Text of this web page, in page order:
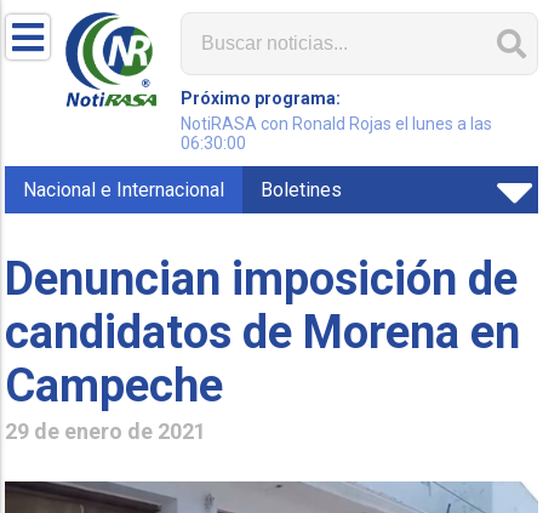
Próximo programa:
NotiRASA con Ronald Rojas el lunes a las
06:30:00
Nacional e Internacional Boletines
Denuncian imposición de
candidatos de Morena en
Campeche
29 de enero de 2021